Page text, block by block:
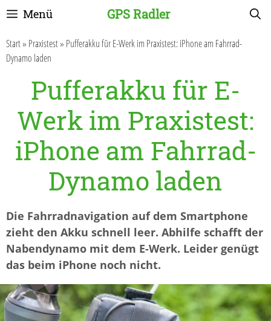
Zum
springen
GPS Radler
Menü
Start» Praxistest» Pufferakku für E-Werk im Praxistest: iPhone am Fahrrad-
Dynamo laden
Pufferakku für E-
Werk im Praxistest:
iPhone am Fahrrad-
Dynamo laden
Die Fahrradnavigation auf dem Smartphone
zieht den Akku schnell leer. Abhilfe schafft der
Nabendynamo mit dem E-Werk. Leider genügt
das beim iPhone noch nicht.